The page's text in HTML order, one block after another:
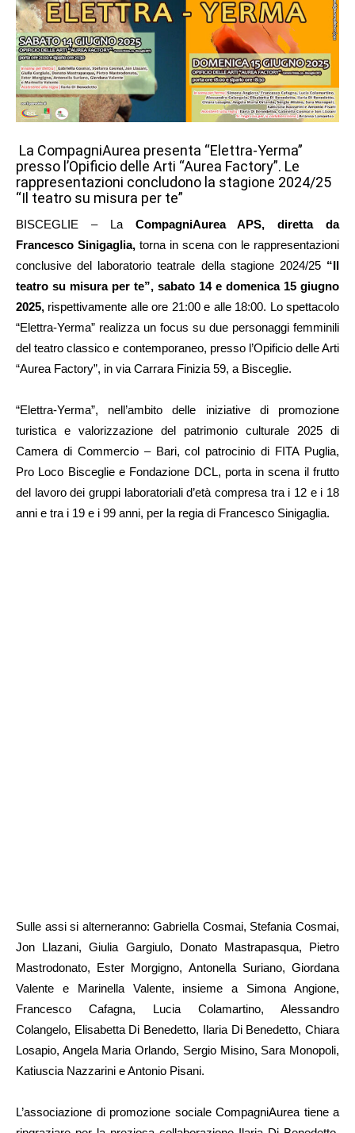
La CompagniAurea presenta “Elettra-Yerma”
presso l’Opificio delle Arti “Aurea Factory”. Le
rappresentazioni concludono la stagione 2024/25
“Il teatro su misura per te”
BISCEGLIE – La CompagniAurea APS, diretta da
Francesco Sinigaglia, torna in scena con le rappresentazioni
conclusive del laboratorio teatrale della stagione 2024/25 “Il
teatro su misura per te”, sabato 14 e domenica 15 giugno
2025, rispettivamente alle ore 21:00 e alle 18:00. Lo spettacolo
“Elettra-Yerma” realizza un focus su due personaggi femminili
del teatro classico e contemporaneo, presso l’Opificio delle Arti
“Aurea Factory”, in via Carrara Finizia 59, a Bisceglie.
“Elettra-Yerma”, nell’ambito delle iniziative di promozione
turistica e valorizzazione del patrimonio culturale 2025 di
Camera di Commercio – Bari, col patrocinio di FITA Puglia,
Pro Loco Bisceglie e Fondazione DCL, porta in scena il frutto
del lavoro dei gruppi laboratoriali d’età compresa tra i 12 e i 18
anni e tra i 19 e i 99 anni, per la regia di Francesco Sinigaglia.
Sulle assi si alterneranno: Gabriella Cosmai, Stefania Cosmai,
Jon Llazani, Giulia Gargiulo, Donato Mastrapasqua, Pietro
Mastrodonato, Ester Morgigno, Antonella Suriano, Giordana
Valente e Marinella Valente, insieme a Simona Angione,
Francesco Cafagna, Lucia Colamartino, Alessandro
Colangelo, Elisabetta Di Benedetto, Ilaria Di Benedetto, Chiara
Losapio, Angela Maria Orlando, Sergio Misino, Sara Monopoli,
Katiuscia Nazzarini e Antonio Pisani.
L’associazione di promozione sociale CompagniAurea tiene a